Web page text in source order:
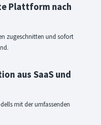
Plattform nach
zugeschnitten und sofort
aus SaaS und
mit der umfassenden